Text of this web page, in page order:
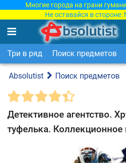
Многие города на грани
Не оставайся в стороне:
Три в ряд Поиск предметов
Absolutist Поиск предметов
Детективное агентство.
туфелька. Коллекционное